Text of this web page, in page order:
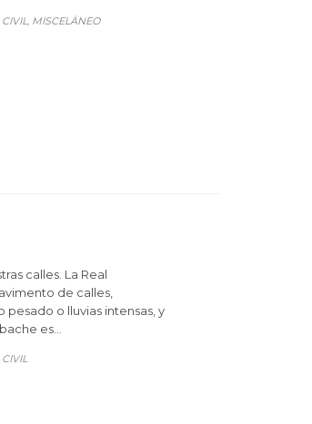
, MISCELÁNEO
calles. La Real
de calles,
pesado o lluvias intensas, y
es…